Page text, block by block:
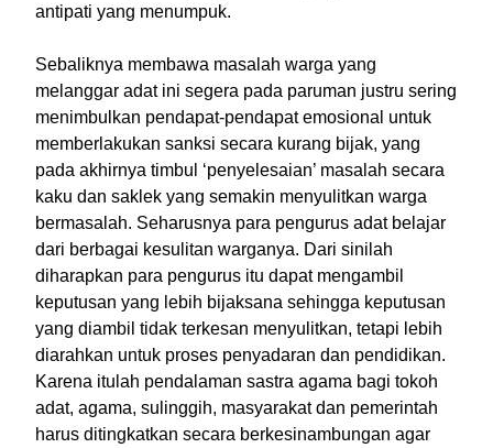
antipati yang menumpuk.
Sebaliknya membawa masalah warga yang
melanggar adat ini segera pada paruman justru sering
menimbulkan pendapat-pendapat emosional untuk
memberlakukan sanksi secara kurang bijak, yang
pada akhirnya timbul ‘penyelesaian’ masalah secara
kaku dan saklek yang semakin menyulitkan warga
bermasalah. Seharusnya para pengurus adat belajar
dari berbagai kesulitan warganya. Dari sinilah
diharapkan para pengurus itu dapat mengambil
keputusan yang lebih bijaksana sehingga keputusan
yang diambil tidak terkesan menyulitkan, tetapi lebih
diarahkan untuk proses penyadaran dan pendidikan.
Karena itulah pendalaman sastra agama bagi tokoh
adat, agama, sulinggih, masyarakat dan pemerintah
harus ditingkatkan secara berkesinambungan agar